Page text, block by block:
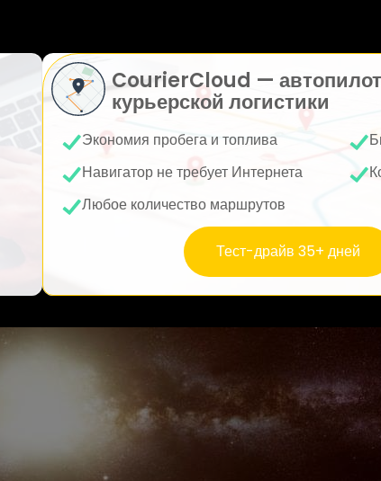
CourierCloud —
курьерской логистики
Экономия пробега и топлива
Навигатор не требует Интернета
Любое количество маршрутов
Тест-драйв 35+ дней